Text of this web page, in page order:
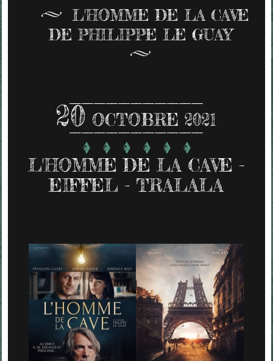
L'HOMME DE LA CAVE
DE PHILIPPE LE GUAY
20 OCTOBRE 2021
L'HOMME DE LA CAVE -
EIFFEL - TRALALA